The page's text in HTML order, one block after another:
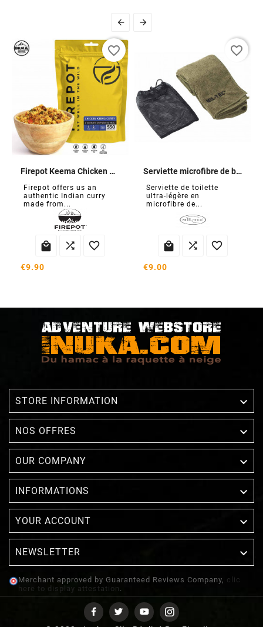
 
Firepot Keema Chicken Curry
Firepot offers us an
authentic Indian curry
made from...
  
€9.90
favorite_border
Serviette microfibre de bivouac
Serviette de toilette
ultra-légère en
microfibre de...
  
€9.00
favorite_border
STORE INFORMATION 
NOS OFFRES 
OUR COMPANY 
INFORMATIONS 
YOUR ACCOUNT 
NEWSLETTER 
Merchant approved by Guaranteed Reviews Company, clic
here to display attestation .